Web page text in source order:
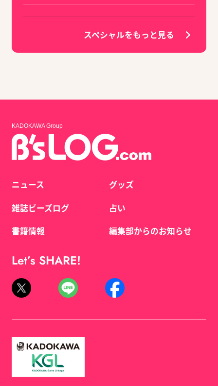
スペシャルをもっと見る
KADOKAWA Group
ニュース
雑誌ビーズログ
書籍情報
グッズ
占い
編集部からのお知らせ
Let’s SHARE!